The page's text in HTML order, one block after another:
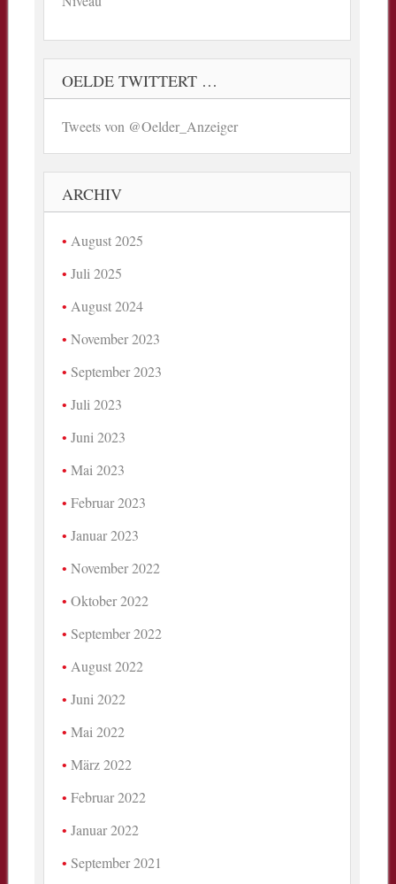
OELDE TWITTERT …
Tweets von @Oelder_Anzeiger
ARCHIV
August 2025
Juli 2025
August 2024
November 2023
September 2023
Juli 2023
Juni 2023
Mai 2023
Februar 2023
Januar 2023
November 2022
Oktober 2022
September 2022
August 2022
Juni 2022
Mai 2022
März 2022
Februar 2022
Januar 2022
September 2021